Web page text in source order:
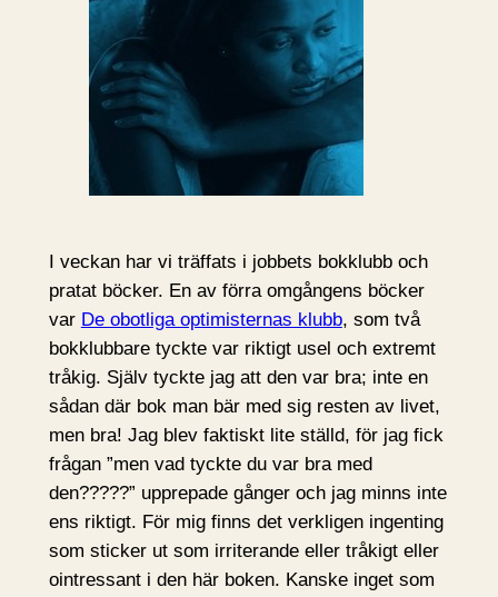
I veckan har vi träffats i jobbets bokklubb och
pratat böcker. En av förra omgångens böcker
var De obotliga optimisternas klubb, som två
bokklubbare tyckte var riktigt usel och extremt
tråkig. Själv tyckte jag att den var bra; inte en
sådan där bok man bär med sig resten av livet,
men bra! Jag blev faktiskt lite ställd, för jag fick
frågan ”men vad tyckte du var bra med
den?????” upprepade gånger och jag minns inte
ens riktigt. För mig finns det verkligen ingenting
som sticker ut som irriterande eller tråkigt eller
ointressant i den här boken. Kanske inget som